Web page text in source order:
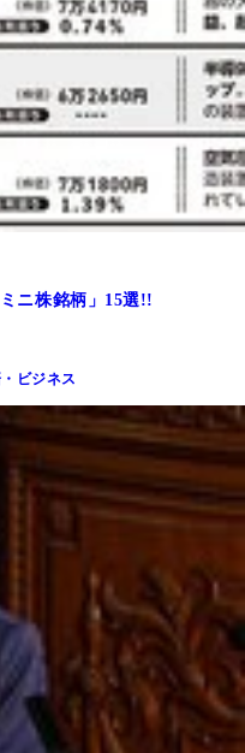
ニ株銘柄」15選!!
ビジネス